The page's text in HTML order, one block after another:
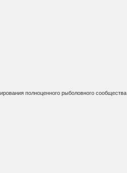
полноценного рыболовного сообщества